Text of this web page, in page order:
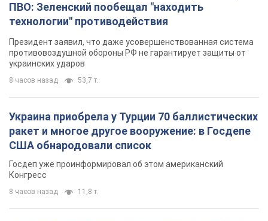
ПВО: Зеленский пообещал "находить
технологии" противодействия
Президент заявил, что даже усовершенствованная система
противовоздушной обороны РФ не гарантирует защиты от
украинских ударов
8 часов назад 53,7 т.
Украина приобрела у Турции 70 баллистических
ракет и многое другое вооружение: в Госдепе
США обнародовали список
Госдеп уже проинформировал об этом американский
Конгресс
8 часов назад 11,8 т.